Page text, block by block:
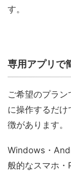
す。
専用アプリで
ご希望のプラ
に操作するだ
徴があります。
Windows・
般的なスマホ・